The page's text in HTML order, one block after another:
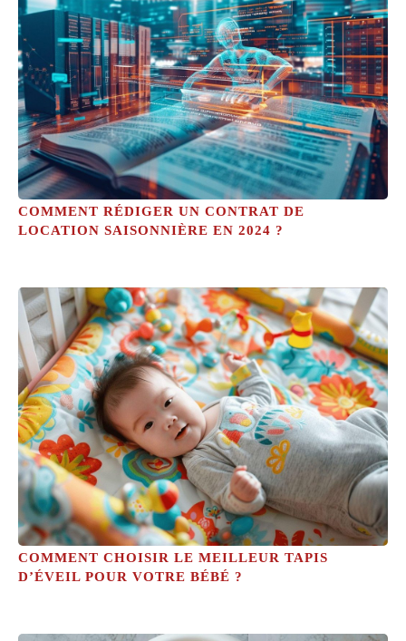
COMMENT RÉDIGER UN CONTRAT DE
LOCATION SAISONNIÈRE EN 2024 ?
COMMENT CHOISIR LE MEILLEUR TAPIS
D’ÉVEIL POUR VOTRE BÉBÉ ?